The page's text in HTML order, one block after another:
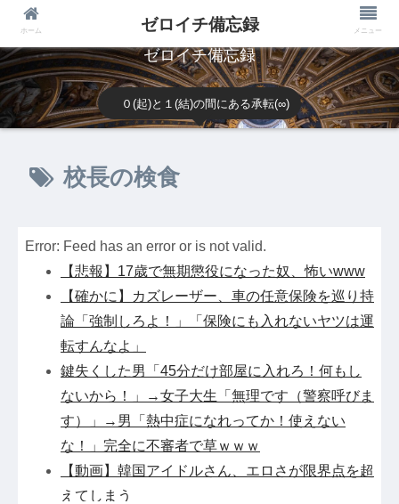
ゼロイチ備忘録
０(起)と１(結)の間にある承転(∞)
校長の検食
Error: Feed has an error or is not valid.
【悲報】17歳で無期懲役になった奴、怖いwww
【確かに】カズレーザー、車の任意保険を巡り持
論「強制しろよ！」「保険にも入れないヤツは運
転すんなよ」
鍵失くした男「45分だけ部屋に入れろ！何もし
ないから！」→女子大生「無理です（警察呼びま
す）」→男「熱中症になれってか！使えない
な！」完全に不審者で草ｗｗｗ
【動画】韓国アイドルさん、エロさが限界点を超
えてしまう
ホーム ゼロイチ備忘録 メニュー